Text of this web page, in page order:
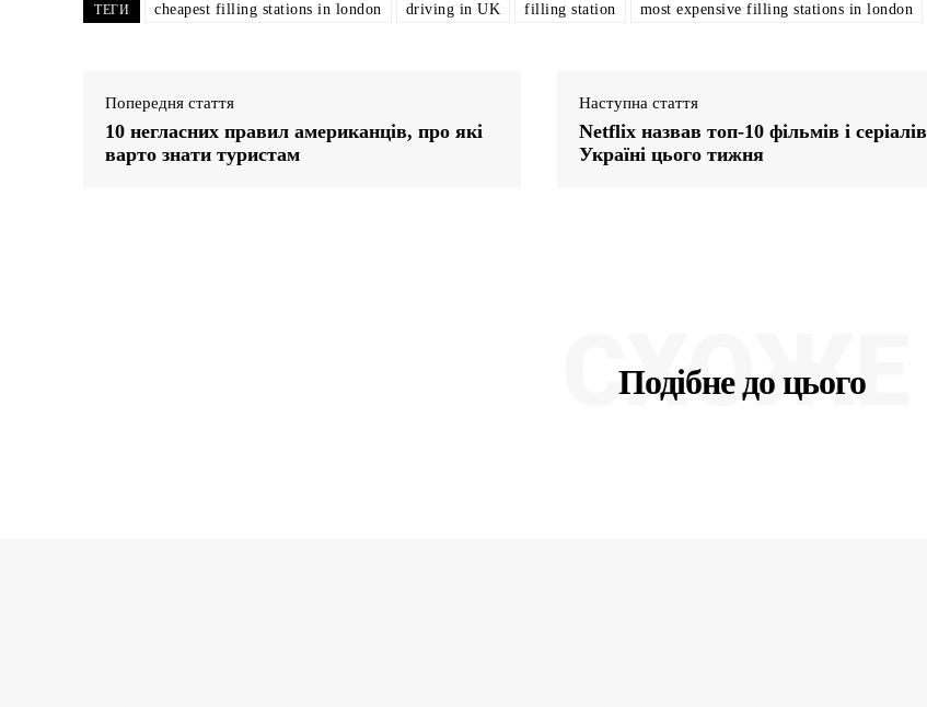
ТЕГИ cheapest filling stations in london driving in UK filling station most expensive filling stations in london
Попередня стаття
10 негласних правил американців, про які
варто знати туристам
Наступна стаття
Netflix назвав топ-10 фільмів і
Україні цього тижня
Подібне до цього
СХОЖЕ